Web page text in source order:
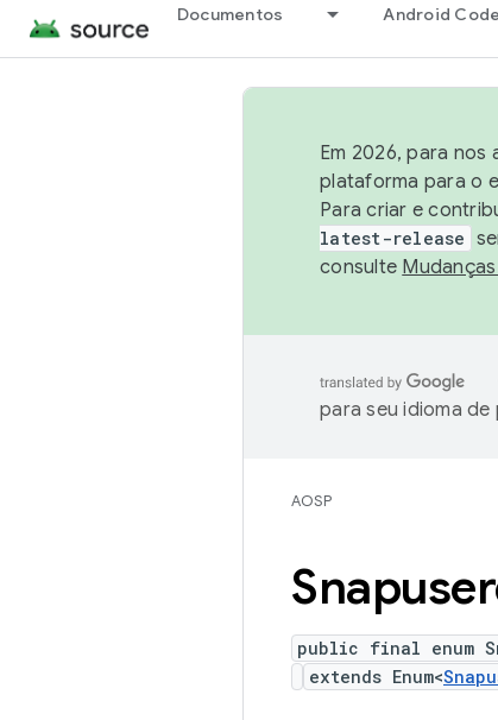
Documentos Android
Em 2026, para
plataforma para o
Para criar e
latest-release
consulte
para seu idioma
AOSP
public final enum
extends Enum<